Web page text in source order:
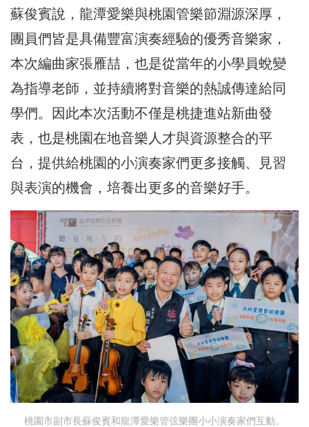
蘇俊賓說，龍潭愛樂與桃園管樂節淵源深厚，
團員們皆是具備豐富演奏經驗的優秀音樂家，
本次編曲家張雁喆，也是從當年的小學員蛻變
為指導老師，並持續將對音樂的熱誠傳達給同
學們。因此本次活動不僅是桃捷進站新曲發
表，也是桃園在地音樂人才與資源整合的平
台，提供給桃園的小演奏家們更多接觸、見習
與表演的機會，培養出更多的音樂好手。
桃園市副市長蘇俊賓和龍潭愛樂管弦樂團小小演奏家們互動。